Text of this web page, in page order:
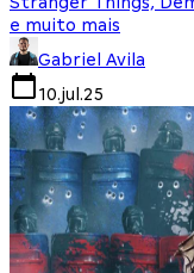
e muito mais
Gabriel Avila
10.jul.25